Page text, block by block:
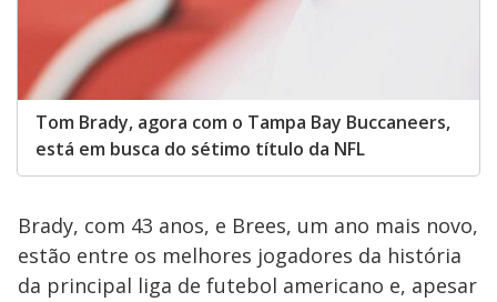
Tom Brady, agora com o Tampa Bay Buccaneers,
está em busca do sétimo título da NFL
Brady, com 43 anos, e Brees, um ano mais novo,
estão entre os melhores jogadores da história
da principal liga de futebol americano e, apesar